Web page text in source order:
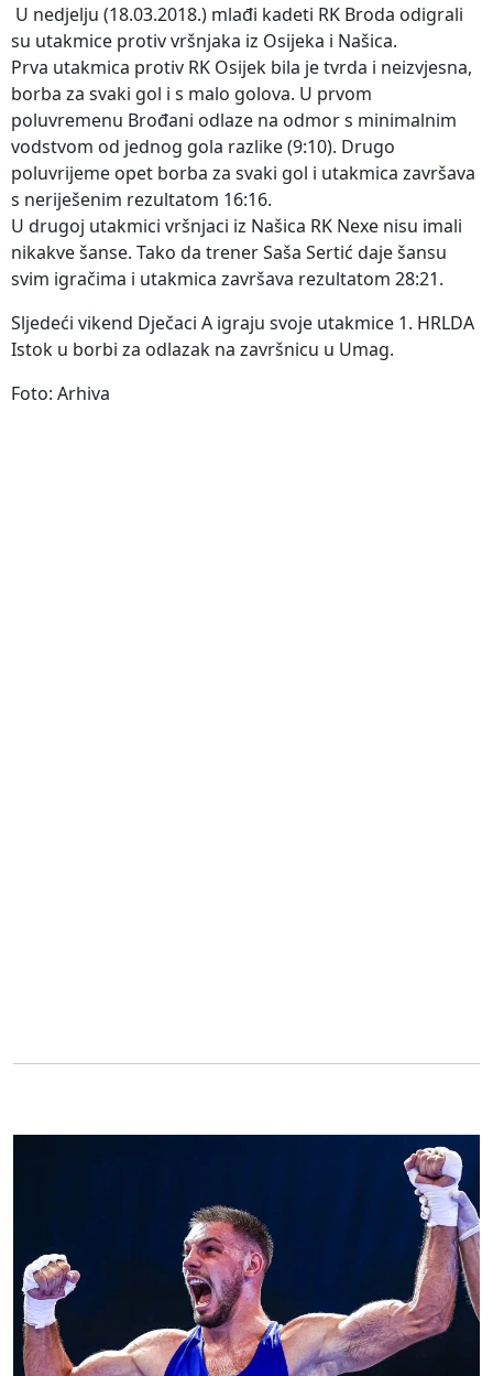
U nedjelju (18.03.2018.) mlađi kadeti RK Broda odigrali
su utakmice protiv vršnjaka iz Osijeka i Našica.
Prva utakmica protiv RK Osijek bila je tvrda i neizvjesna,
borba za svaki gol i s malo golova. U prvom
poluvremenu Brođani odlaze na odmor s minimalnim
vodstvom od jednog gola razlike (9:10). Drugo
poluvrijeme opet borba za svaki gol i utakmica završava
s neriješenim rezultatom 16:16.
U drugoj utakmici vršnjaci iz Našica RK Nexe nisu imali
nikakve šanse. Tako da trener Saša Sertić daje šansu
svim igračima i utakmica završava rezultatom 28:21.
Sljedeći vikend Dječaci A igraju svoje utakmice 1. HRLDA
Istok u borbi za odlazak na završnicu u Umag.
Foto: Arhiva